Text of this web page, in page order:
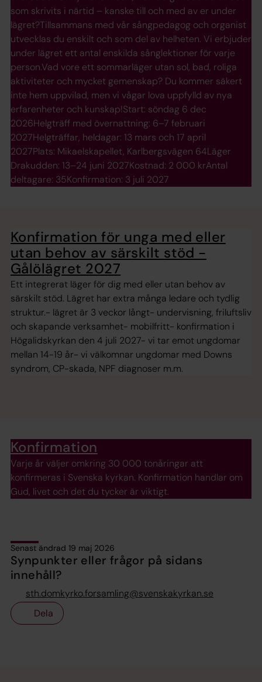
som skrivits i närtid – kanske till och med av er under
lägret?Tillsammans med vår sångpedagog och organist
utvecklas du enskilt och som del av helheten. Vi erbjuder
under lägret ett antal enskilda sånglektioner för varje
person.Vad vore ett sommarläger utan sol, bad, roliga
aktiviteter och mycket gemenskap? Du kommer säkert
inte hem uppvilad, men vi vågar lova uppfylld av nya
erfarenheter och kunskap!Start: söndag 6 dec
2026Helgträff med övernattning: 6–7 februari
2027Helgträffar, heldagar: 13 mars och 17 april
2027Plats: Mikaelskapellet, Karlbergsvägen 64Läger
Drakudden: 13–24 juni 2027Kostnad: 2 000 krAntal
deltagare: 35Konfirmation: 3 juli 2027
Konfirmation för unga med eller
utan behov av särskilt stöd -
Gålölägret 2027
Ett integrerat läger för dig med eller utan behov av
särskilt stöd. Lägret har extra många ledare och tydlig
struktur.- lägret är 3 veckor långt- undervisning, friluftsliv
och skapande verksamhet- mobilfritt- konfirmation i
Högalidskyrkan den 4 juli 2027- vi tar emot ungdomar
mellan 14-19 år- vi välkomnar ungdomar med Downs
syndrom, CP-skada, NPF diagnoser m.m.
Konfirmation
Varje år väljer omkring 30 000 tonåringar att
konfirmeras i Svenska kyrkan. Konfirmation handlar om
Gud, livet och det du tycker är viktigt.
Senast ändrad 19 maj 2026
Synpunkter eller frågor på sidans
innehåll?
sth.domkyrko.forsamling@svenskakyrkan.se
Dela